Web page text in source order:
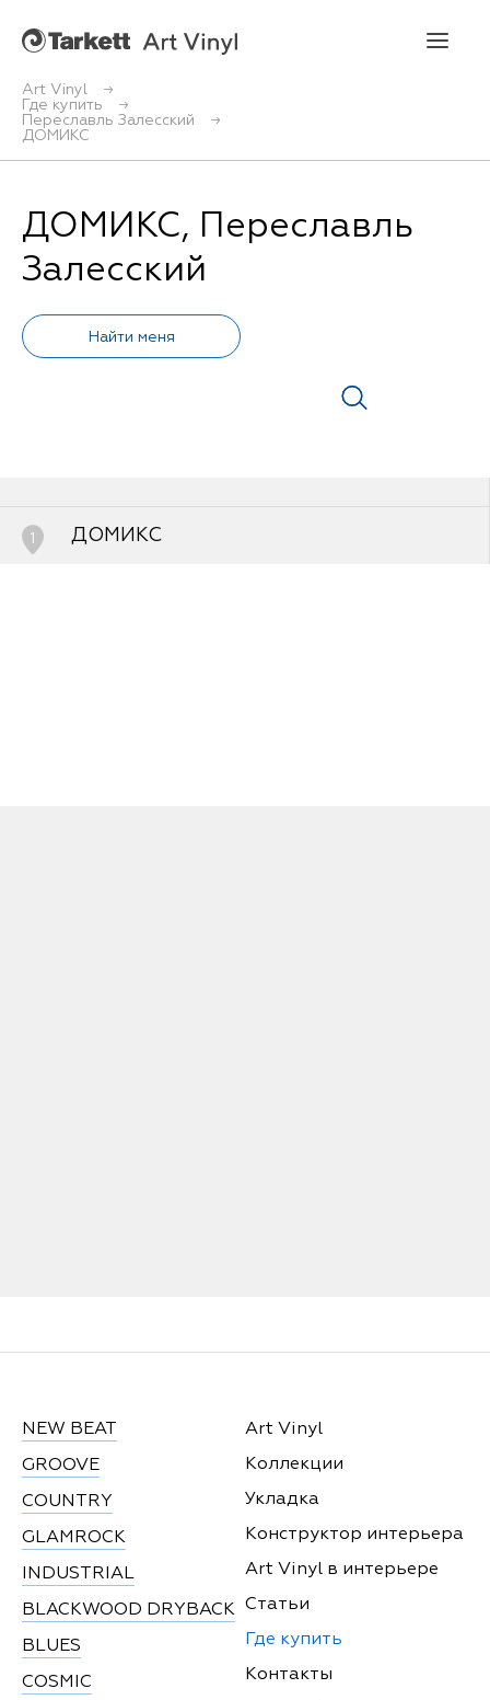
Art Vinyl
Где купить
Переславль Залесский
ДОМИКС
ДОМИКС, Переславль
Залесский
1 ДОМИКС
NEW BEAT
GROOVE
COUNTRY
GLAMROCK
INDUSTRIAL
BLACKWOOD DRYBACK
BLUES
COSMIC
Art Vinyl
Коллекции
Укладка
Конструктор интерьера
Art Vinyl в интерьере
Статьи
Где купить
Контакты
Укладка
Art Vinyl в интерьере